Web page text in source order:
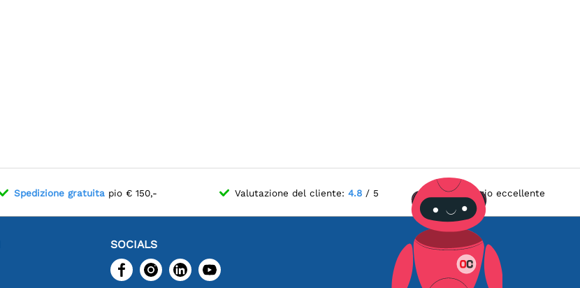
Spedizione gratuita pio € 150,- Valutazione del cliente: 4.8/ 5 Servizio eccellente
SOCIALS